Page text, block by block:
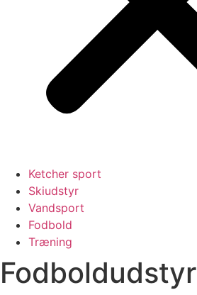
Ketcher sport
Skiudstyr
Vandsport
Fodbold
Træning
Fodboldudstyr